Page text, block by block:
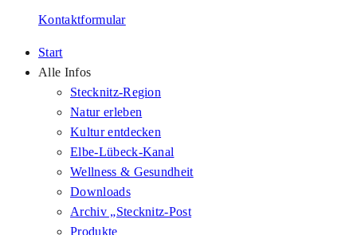
Kontaktformular
Start
Alle Infos
Stecknitz-Region
Natur erleben
Kultur entdecken
Elbe-Lübeck-Kanal
Wellness & Gesundheit
Downloads
Archiv „Stecknitz-Post
Produkte